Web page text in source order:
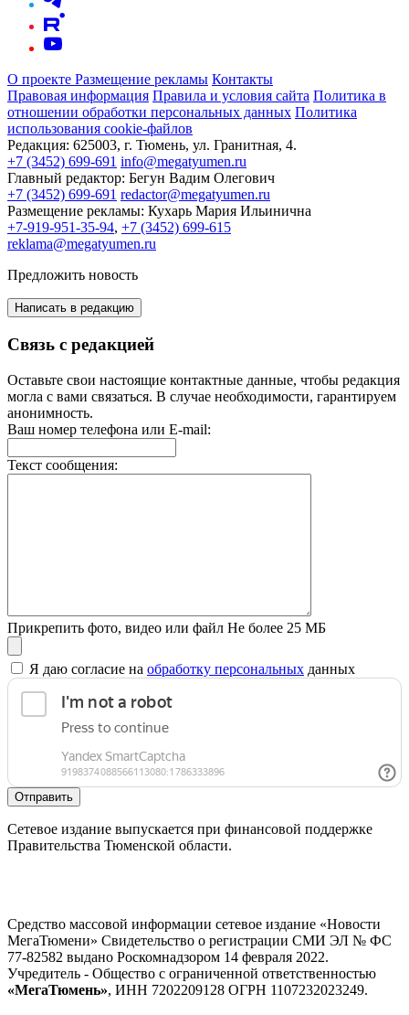
О проекте Размещение рекламы Контакты
Правовая информация Правила и условия сайта Политика в
отношении обработки персональных данных Политика
использования cookie-файлов
Редакция: 625003, г. Тюмень, ул. Гранитная, 4.
+7 (3452) 699-691 info@megatyumen.ru
Главный редактор: Бегун Вадим Олегович
+7 (3452) 699-691 redactor@megatyumen.ru
Размещение рекламы: Кухарь Мария Ильинична
+7-919-951-35-94, +7 (3452) 699-615
reklama@megatyumen.ru
Предложить новость
Написать в редакцию
Связь с редакцией
Оставьте свои настоящие контактные данные, чтобы редакция
могла с вами связаться. В случае необходимости, гарантируем
анонимность.
Ваш номер телефона или E-mail:
Текст сообщения:
Прикрепить фото, видео или файл Не более 25 МБ
Я даю согласие на обработку персональных данных
Отправить
Сетевое издание выпускается при финансовой поддержке
Правительства Тюменской области.
Средство массовой информации сетевое издание «Новости
МегаТюмени» Свидетельство о регистрации СМИ ЭЛ № ФС
77-82582 выдано Роскомнадзором 14 февраля 2022.
Учредитель - Общество с ограниченной ответственностью
«МегаТюмень», ИНН 7202209128 ОГРН 1107232023249.